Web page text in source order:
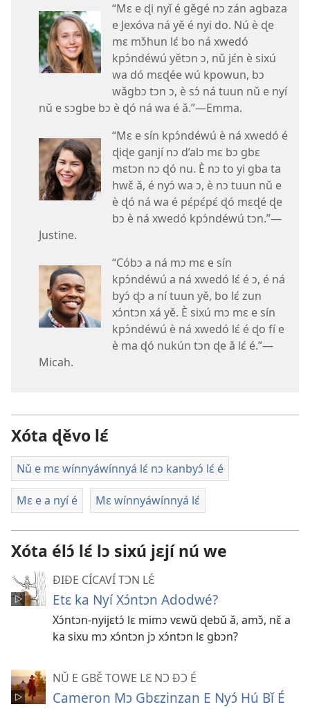
“Mɛ e ɖi nyǐ é gěgé nɔ zán agbaza
e Jexóva ná yě é nyi do. Nú è ɖe
mɛ mɔ̌hun lɛ́ bo ná xwedó
kpɔ́ndéwú yětɔn ɔ, nǔ jɛ́n è sixú
wa dó mɛɖée wú kpowun, bɔ
wǎgbɔ tɔn ɔ, è sɔ́ ná tuun nǔ e nyí
nǔ e sɔgbe bɔ è ɖó ná wa é ǎ.”—Emma.
“Mɛ e sín kpɔ́ndéwú è ná xwedó é
ɖiɖe ganjí nɔ d’alɔ mɛ bɔ gbɛ
mɛtɔn nɔ ɖó nu. È nɔ to yi gba ta
hwɛ̌ ǎ, é nyɔ́ wa ɔ, è nɔ tuun nǔ e
è ɖó ná wa é pɛ́pɛ́pɛ́ ɖó mɛɖé ɖe
bɔ è ná xwedó kpɔ́ndéwú tɔn.”—
Justine.
“Cóbɔ a ná mɔ mɛ e sín
kpɔ́ndéwú a ná xwedó lɛ́ é ɔ, é ná
byɔ́ ɖɔ a ní tuun yě, bo lɛ́ zun
xɔ́ntɔn xá yě. È sixú mɔ mɛ e sín
kpɔ́ndéwú è ná xwedó lɛ́ é ɖo fí e
è ma ɖó nukún tɔn ɖe ǎ lɛ́ é.”—
Micah.
Xóta ɖěvo lɛ́
Nǔ e mɛ wínnyáwínnyá lɛ́ nɔ kanbyɔ́ lɛ́ é
Mɛ e a nyí é Mɛ wínnyáwínnyá lɛ́
Xóta élɔ́ lɛ́ lɔ sixú jɛjí nú we
ÐIÐE CÍCAVÍ TƆN LƐ́
Etɛ ka Nyí Xɔ́ntɔn Adodwé?
Xɔ́ntɔn-nyijɛtɔ́ lɛ mimɔ vɛwǔ ɖebǔ ǎ, amɔ̌, nɛ̌ a
ka sixu mɔ xɔ́ntɔn jɔ xɔ́ntɔn lɛ gbɔn?
NǓ E GBƐ̌ TOWE LƐ NƆ ÐƆ É
Cameron Mɔ Gbɛzinzan E Nyɔ́ Hú Bǐ É